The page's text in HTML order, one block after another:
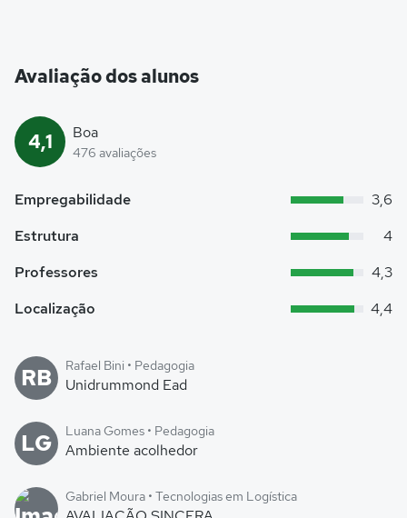
Avaliação dos alunos
4,1 Boa
476 avaliações
Empregabilidade
3,6
Estrutura
4
Professores
4,3
Localização
4,4
RB Rafael Bini • Pedagogia
Unidrummond Ead
LG Luana Gomes • Pedagogia
Ambiente acolhedor
Gabriel Moura • Tecnologias em Logística